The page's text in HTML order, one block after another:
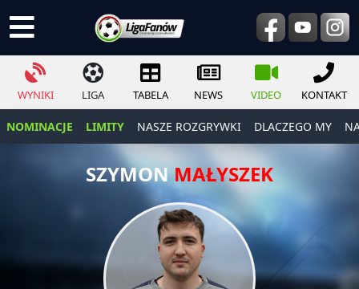
WYNIKI LIGA TABELA NEWS VIDEO KONTAKT
NOMINACJE LIMITY NASZE ROZGRYWKI DLACZEGO MY
SZYMONMAŁYSZEK